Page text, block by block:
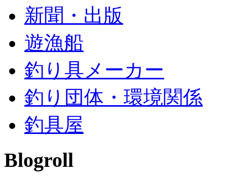
新聞・出版
遊漁船
釣り具メーカー
釣り団体・環境関係
釣具屋
Blogroll